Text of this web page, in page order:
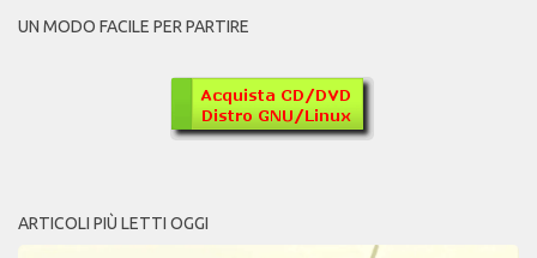
UN MODO FACILE PER PARTIRE
ARTICOLI PIÙ LETTI OGGI